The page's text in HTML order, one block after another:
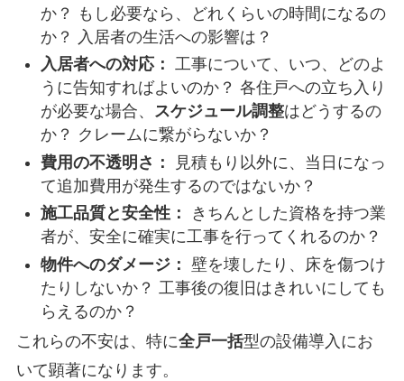
か？ もし必要なら、どれくらいの時間になるの
か？ 入居者の生活への影響は？
入居者への対応： 工事について、いつ、どのよ
うに告知すればよいのか？ 各住戸への立ち入り
が必要な場合、 スケジュール調整はどうするの
か？ クレームに繋がらないか？
費用の不透明さ：
見積もり以外に、当日になっ
て追加費用が発生するのではないか？
施工品質と安全性：
きちんとした資格を持つ業
者が、安全に確実に工事を行ってくれるのか？
物件へのダメージ： 壁を壊したり、床を傷つけ
たりしないか？ 工事後の復旧はきれいにしても
らえるのか？
これらの不安は、特に全戸一括型の設備導入にお
いて顕著になります。